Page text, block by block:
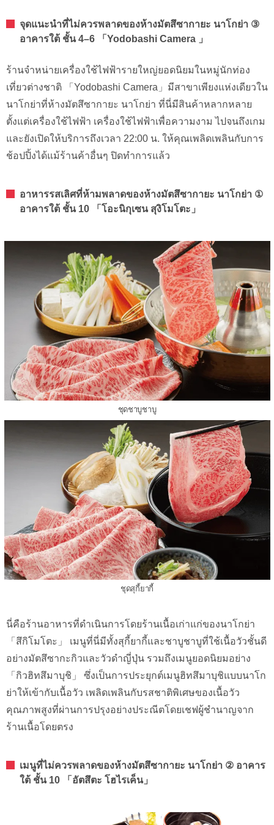
จุดแนะนำที่ไม่ควรพลาดของห้างมัตสึซากายะ นาโกย่า ③
อาคารใต้ ชั้น 4–6 「Yodobashi Camera 」
ร้านจำหน่ายเครื่องใช้ไฟฟ้ารายใหญ่ยอดนิยมในหมู่นักท่อง
เที่ยวต่างชาติ 「Yodobashi Camera」มีสาขาเพียงแห่งเดียวใน
นาโกย่าที่ห้างมัตสึซากายะ นาโกย่า ที่นี่มีสินค้าหลากหลาย
ตั้งแต่เครื่องใช้ไฟฟ้า เครื่องใช้ไฟฟ้าเพื่อความงาม ไปจนถึงเกม
และยังเปิดให้บริการถึงเวลา 22:00 น. ให้คุณเพลิดเพลินกับการ
ช้อปปิ้งได้แม้ร้านค้าอื่นๆ ปิดทำการแล้ว
อาหารรสเลิศที่ห้ามพลาดของห้างมัตสึซากายะ นาโกย่า ①
อาคารใต้ ชั้น 10 「โอะนิกุเซน สุงิโมโตะ」
ชุดชาบูชาบู
ชุดสุกี้ยากี้
นี่คือร้านอาหารที่ดำเนินการโดยร้านเนื้อเก่าแก่ของนาโกย่า
「สึกิโมโตะ」 เมนูที่นี่มีทั้งสุกี้ยากี้และชาบูชาบูที่ใช้เนื้อวัวชั้นดี
อย่างมัตสึซากะกิวและวัวดำญี่ปุ่น รวมถึงเมนูยอดนิยมอย่าง
「กิวฮิทสึมาบุชิ」 ซึ่งเป็นการประยุกต์เมนูฮิทสึมาบุชิแบบนาโก
ย่าให้เข้ากับเนื้อวัว เพลิดเพลินกับรสชาติพิเศษของเนื้อวัว
คุณภาพสูงที่ผ่านการปรุงอย่างประณีตโดยเชฟผู้ชำนาญจาก
ร้านเนื้อโดยตรง
เมนูที่ไม่ควรพลาดของห้างมัตสึซากายะ นาโกย่า ② อาคาร
ใต้ ชั้น 10 「อัตสึตะ โฮไรเค็น」